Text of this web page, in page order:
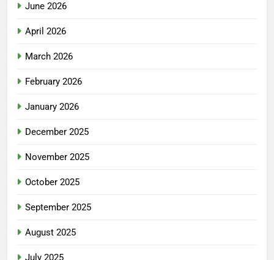
June 2026
April 2026
March 2026
February 2026
January 2026
December 2025
November 2025
October 2025
September 2025
August 2025
July 2025